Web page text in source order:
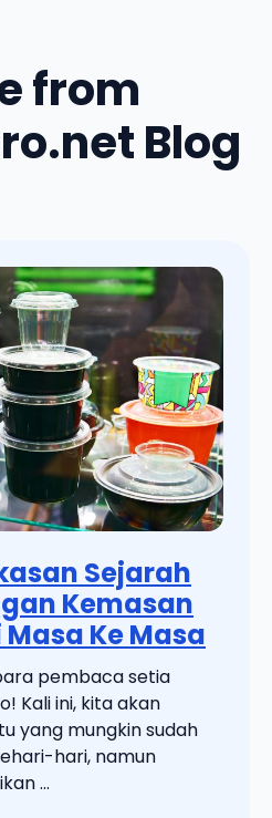
from
Blog
Sejarah
Kemasan
Ke Masa
pembaca setia
Kali ini, kita akan
yang mungkin sudah
hari, namun
...